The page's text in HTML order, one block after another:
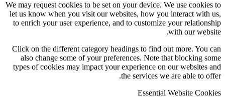
We may request cookies to be set on your device. We use
let us know when you visit our websites, how you interact
to enrich your user experience, and to customize your
with our
Click on the different category headings to find out more. You
also change some of your preferences. Note that blocking
types of cookies may impact your experience on our websites
the services we are able to
Essential Website